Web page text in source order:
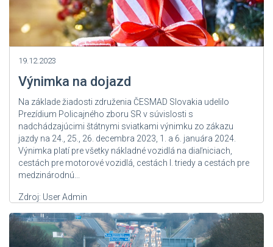
19.12.2023
Výnimka na dojazd
Na základe žiadosti združenia ČESMAD Slovakia udelilo
Prezídium Policajného zboru SR v súvislosti s
nadchádzajúcimi štátnymi sviatkami výnimku zo zákazu
jazdy na 24., 25., 26. decembra 2023, 1. a 6. januára 2024.
Výnimka platí pre všetky nákladné vozidlá na diaľniciach,
cestách pre motorové vozidlá, cestách I. triedy a cestách pre
medzinárodnú...
Zdroj: User Admin